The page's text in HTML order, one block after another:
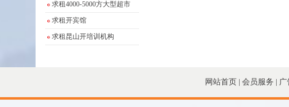
求租4000-5000方大型超市
求租开宾馆
求租昆山开培训机构
网站首页 | 会员服务 |